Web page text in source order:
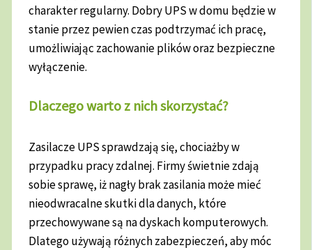
charakter regularny. Dobry UPS w domu będzie w
stanie przez pewien czas podtrzymać ich pracę,
umożliwiając zachowanie plików oraz bezpieczne
wyłączenie.
Dlaczego warto z nich skorzystać?
Zasilacze UPS sprawdzają się, chociażby w
przypadku pracy zdalnej. Firmy świetnie zdają
sobie sprawę, iż nagły brak zasilania może mieć
nieodwracalne skutki dla danych, które
przechowywane są na dyskach komputerowych.
Dlatego używają różnych zabezpieczeń, aby móc